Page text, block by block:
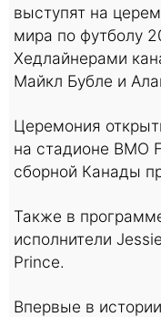
выступят на
мира по футболу
Хедлайнерами
Майкл Бубле и
Церемония
на стадионе BMO
сборной Канады
Также в
исполнители
Prince.
Впервые в